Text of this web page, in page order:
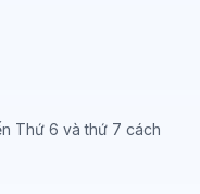
Thứ 6 và thứ 7 cách